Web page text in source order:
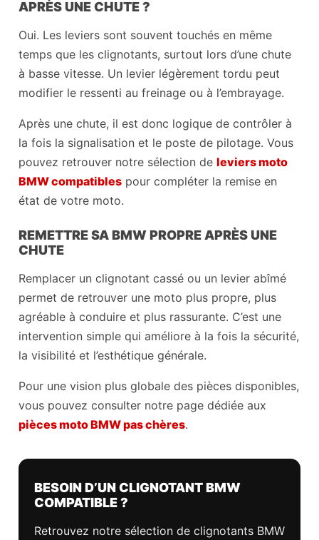
APRÈS UNE CHUTE ?
Oui. Les leviers sont souvent touchés en même
temps que les clignotants, surtout lors d’une chute
à basse vitesse. Un levier légèrement tordu peut
modifier le ressenti au freinage ou à l’embrayage.
Après une chute, il est donc logique de contrôler à
la fois la signalisation et le poste de pilotage. Vous
pouvez retrouver notre sélection de leviers moto
BMW compatibles pour compléter la remise en
état de votre moto.
REMETTRE SA BMW PROPRE APRÈS UNE
CHUTE
Remplacer un clignotant cassé ou un levier abîmé
permet de retrouver une moto plus propre, plus
agréable à conduire et plus rassurante. C’est une
intervention simple qui améliore à la fois la sécurité,
la visibilité et l’esthétique générale.
Pour une vision plus globale des pièces disponibles,
vous pouvez consulter notre page dédiée aux
pièces moto BMW pas chères.
BESOIN D’UN CLIGNOTANT BMW
COMPATIBLE ?
Retrouvez notre sélection de clignotants BMW